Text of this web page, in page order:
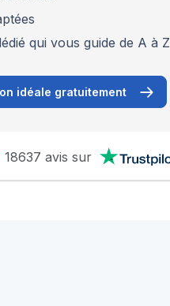
qui vous guide de A à Z
idéale gratuitement
18637 avis sur